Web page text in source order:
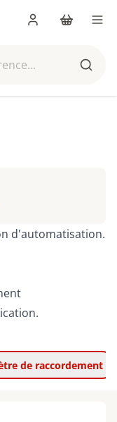
Panier
d'automatisation.
de raccordement